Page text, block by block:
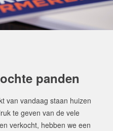
panden
van vandaag staan huizen
te geven van de vele
verkocht, hebben we een